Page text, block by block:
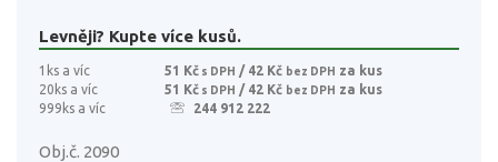
Levněji? Kupte více kusů.
1ks a víc 51 Kč s DPH / 42 Kč bez DPH za kus
20ks a víc
51 Kč s DPH / 42 Kč bez DPH za kus
999ks a víc
244 912 222
Obj.č. 2090